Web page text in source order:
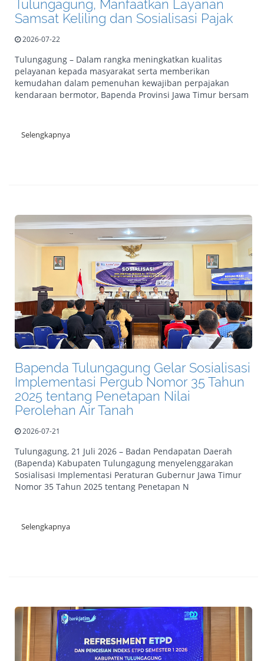
Tulungagung, Manfaatkan Layanan
Samsat Keliling dan Sosialisasi Pajak
2026-07-22
Tulungagung – Dalam rangka meningkatkan kualitas
pelayanan kepada masyarakat serta memberikan
kemudahan dalam pemenuhan kewajiban perpajakan
kendaraan bermotor, Bapenda Provinsi Jawa Timur bersam
Selengkapnya
Bapenda Tulungagung Gelar Sosialisasi
Implementasi Pergub Nomor 35 Tahun
2025 tentang Penetapan Nilai
Perolehan Air Tanah
2026-07-21
Tulungagung, 21 Juli 2026 – Badan Pendapatan Daerah
(Bapenda) Kabupaten Tulungagung menyelenggarakan
Sosialisasi Implementasi Peraturan Gubernur Jawa Timur
Nomor 35 Tahun 2025 tentang Penetapan N
Selengkapnya